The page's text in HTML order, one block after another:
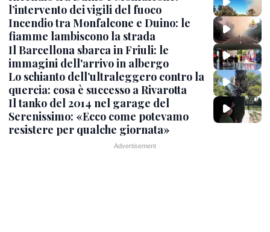
l’intervento dei vigili del fuoco
Incendio tra Monfalcone e Duino: le
fiamme lambiscono la strada
Il Barcellona sbarca in Friuli: le
immagini dell'arrivo in albergo
Lo schianto dell’ultraleggero contro la
quercia: cosa è successo a Rivarotta
Il tanko del 2014 nel garage del
Serenissimo: «Ecco come potevamo
resistere per qualche giornata»